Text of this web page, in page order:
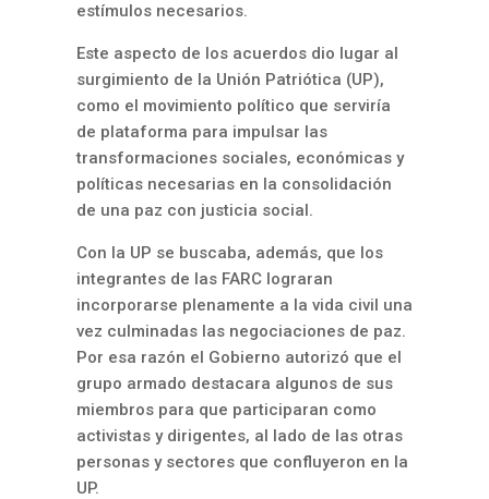
estímulos necesarios.
Este aspecto de los acuerdos dio lugar al
surgimiento de la Unión Patriótica (UP),
como el movimiento político que serviría
de plataforma para impulsar las
transformaciones sociales, económicas y
políticas necesarias en la consolidación
de una paz con justicia social.
Con la UP se buscaba, además, que los
integrantes de las FARC lograran
incorporarse plenamente a la vida civil una
vez culminadas las negociaciones de paz.
Por esa razón el Gobierno autorizó que el
grupo armado destacara algunos de sus
miembros para que participaran como
activistas y dirigentes, al lado de las otras
personas y sectores que confluyeron en la
UP.